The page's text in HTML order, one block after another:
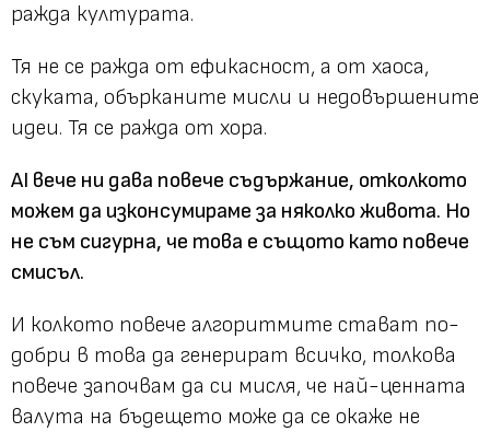
ражда културата.
Тя не се ражда от ефикасност, а от хаоса,
скуката, обърканите мисли и недовършените
идеи. Тя се ражда от хора.
AI вече ни дава повече съдържание, отколкото
можем да изконсумираме за няколко живота. Но
не съм сигурна, че това е същото като повече
смисъл.
И колкото повече алгоритмите стават по-
добри в това да генерират всичко, толкова
повече започвам да си мисля, че най-ценната
валута на бъдещето може да се окаже не